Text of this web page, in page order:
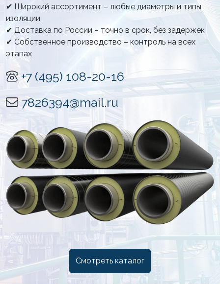
✔ Широкий ассортимент – любые диаметры и типы
изоляции
✔ Доставка по России – точно в срок, без задержек
✔ Собственное производство – контроль на всех
этапах
+7 (495) 108-20-16
7826394@mail.ru
Смотреть каталог